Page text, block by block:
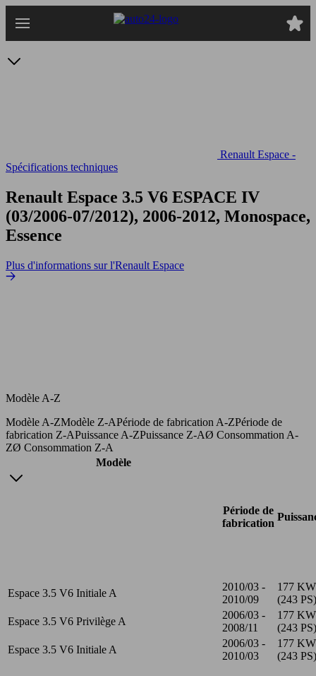
au
Renault Espace -
Spécifications techniques
Renault Espace 3.5 V6 ESPACE IV
(03/2006-07/2012), 2006-2012, Monospace,
Essence
Plus d'informations sur l'Renault Espace
Modèle A-Z
Modèle A-ZModèle Z-APériode de fabrication A-ZPériode de
fabrication Z-APuissance A-ZPuissance Z-AØ Consommation A-
ZØ Consommation Z-A
Modèle
Période de
fabrication
Espace 3.5 V6 Initiale A
2010/03 -
2010/09
177 KW
(243 PS)
Espace 3.5 V6 Privilège A
2006/03 -
2008/11
177 KW
(243 PS)
Espace 3.5 V6 Initiale A
2006/03 -
2010/03
177 KW
(243 PS)